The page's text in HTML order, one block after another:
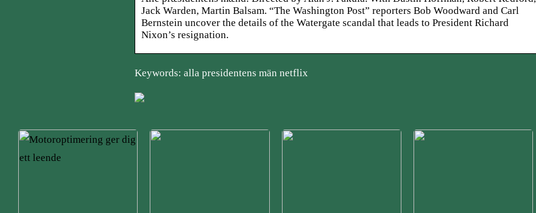
Jack Warden, Martin Balsam. “The Washington Post” reporters Bob Woodward and Carl
Bernstein uncover the details of the Watergate scandal that leads to President Richard
Nixon’s resignation.
Keywords: alla presidentens män netflix